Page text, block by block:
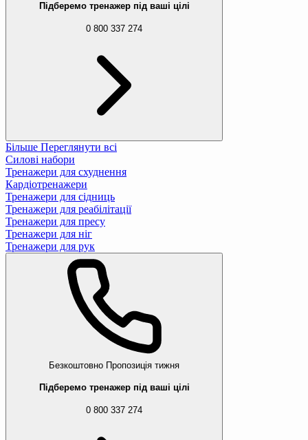
Підберемо тренажер під ваші цілі
0 800 337 274
Більше Переглянути всі
Силові набори
Тренажери для схуднення
Кардіотренажери
Тренажери для сідниць
Тренажери для реабілітації
Тренажери для пресу
Тренажери для ніг
Тренажери для рук
Безкоштовно Пропозиція тижня
Підберемо тренажер під ваші цілі
0 800 337 274